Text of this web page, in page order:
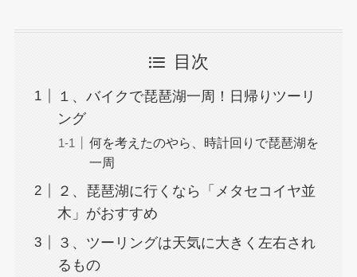
目次
１、バイクで琵琶湖一周！日帰りツーリ
ング
何を考えたのやら、時計回りで琵琶湖を
一周
２、琵琶湖に行くなら「メタセコイヤ並
木」がおすすめ
３、ツーリングは天気に大きく左右され
るもの